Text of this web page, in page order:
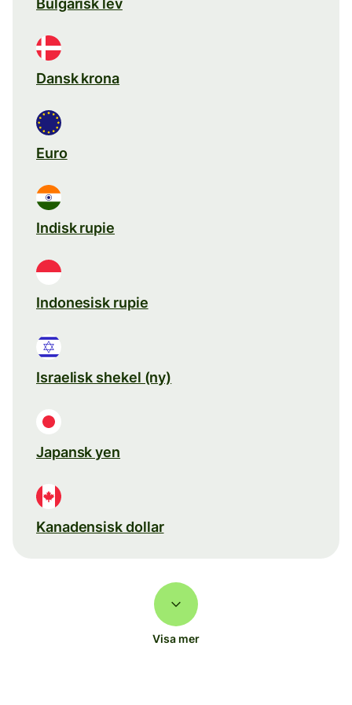
Bulgarisk lev
Dansk krona
Euro
Indisk rupie
Indonesisk rupie
Israelisk shekel (ny)
Japansk yen
Kanadensisk dollar
Visa mer